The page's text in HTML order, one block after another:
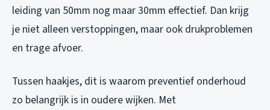
leiding van 50mm nog maar 30mm effectief. Dan krijg
je niet alleen verstoppingen, maar ook drukproblemen
en trage afvoer.
Tussen haakjes, dit is waarom preventief onderhoud
zo belangrijk is in oudere wijken. Met